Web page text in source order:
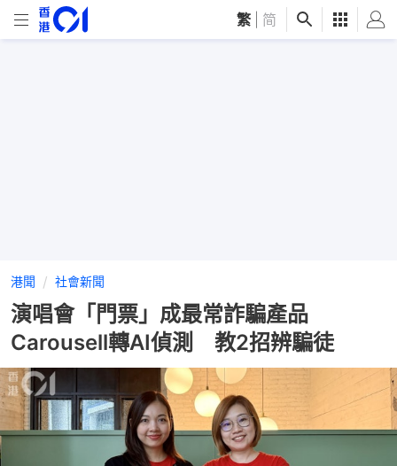
繁 简
港聞 社會新聞
演唱會「門票」成最常詐騙產品
Carousell轉AI偵測 教2招辨騙徒